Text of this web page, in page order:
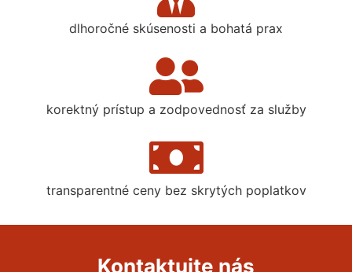
dlhoročné skúsenosti a bohatá prax
korektný prístup a zodpovednosť za služby
transparentné ceny bez skrytých poplatkov
Kontaktujte nás